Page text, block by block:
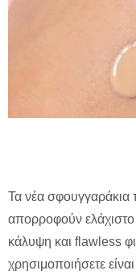
Τα νέα σφουγγαράκια
απορροφούν
κάλυψη και flawless
χρησιμοποιήσετε